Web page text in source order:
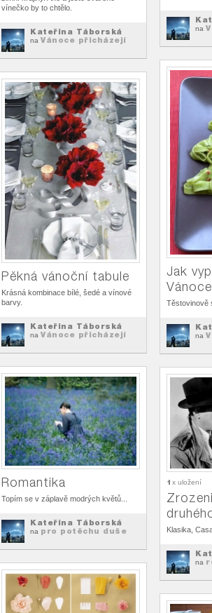
vínečko by to chtělo.
Kateřina Táborská
na Vánoce přicházejí
na
Jak
Těstovinově
na
Pěkná vánoční tabule
Krásná kombinace bílé, šedé a vínové
barvy.
Kateřina Táborská
na Vánoce přicházejí
Romantika
Topím se v záplavě modrých květů...
Kateřina Táborská
na pro potěchu duše
1 x uložení
Klasika,
na